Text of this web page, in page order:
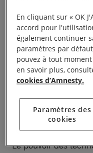
Loin d’être
réveiller les
Au nom de la lutte
sécurité, des lois
actes racistes se
s’enracinent, les
service d’intérêts
Le pouvoir des
En cliquant sur « OK
accord pour
également continuer
paramètres par
pouvez à tout
en savoir plus,
cookies d’Amnesty.
Paramètres des
cookies